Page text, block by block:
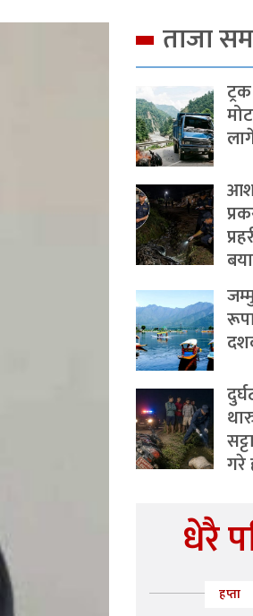
ताजा
गरे
धेरै
हप्ता